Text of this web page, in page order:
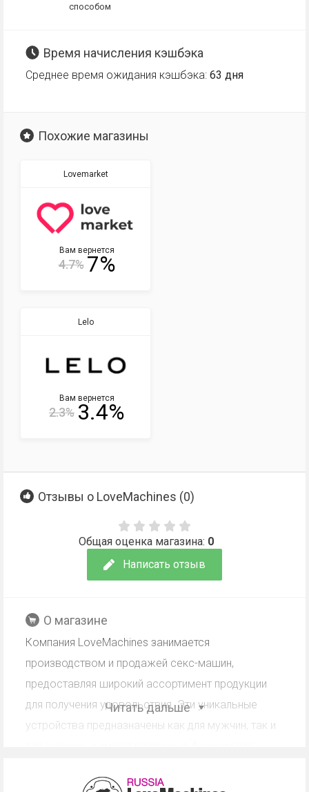
способом
Время начисления кэшбэка
Среднее время ожидания кэшбэка: 63 дня
Похожие магазины
Lovemarket
Вам вернется
4.7% 7%
Lelo
Вам вернется
2.3% 3.4%
Отзывы о LoveMachines (0)
Написать отзыв
Общая оценка магазина: 0
О магазине
Компания LoveMachines занимается
производством и продажей секс-машин,
предоставляя широкий ассортимент продукции
для получения удовольствия. Эти уникальные
устройства предназначены как для мужчин, так и
LoveMachines предлагает качественное
Читать дальше